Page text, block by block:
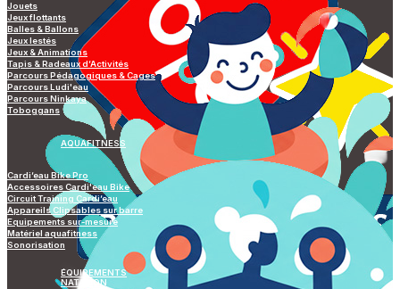
Jouets
Jeux flottants
Balles & Ballons
Jeux lestés
Jeux & Animations
Tapis & Radeaux d’Activités
Parcours Pédagogiques & Cages
Parcours Ludi'eau
Parcours Ninkaya
Toboggans
AQUAFITNESS
Cardi’eau Bike Pro
Accessoires Cardi'eau Bike
Circuit Training Cardi’eau
Appareils Clipsables sur barre
Equipements sur-mesure
Matériel aquafitness
Sonorisation
ÉQUIPEMENTS
NATATION